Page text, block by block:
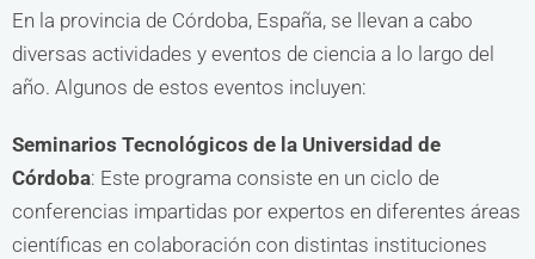
En la provincia de Córdoba, España, se llevan a cabo
diversas actividades y eventos de ciencia a lo largo del
año. Algunos de estos eventos incluyen:
Seminarios Tecnológicos de la Universidad de
Córdoba: Este programa consiste en un ciclo de
conferencias impartidas por expertos en diferentes áreas
científicas en colaboración con distintas instituciones